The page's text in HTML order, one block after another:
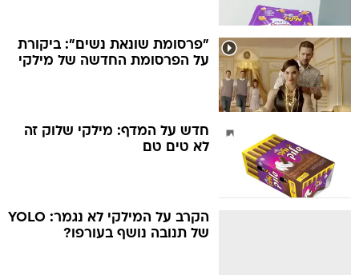
"פרסומת שונאת נשים": ביקורת
על הפרסומת החדשה של מילקי
חדש על המדף: מילקי שלוק זה
לא טים טם
הקרב על המילקי לא נגמר: YOLO
של תנובה נושף בעורפו?